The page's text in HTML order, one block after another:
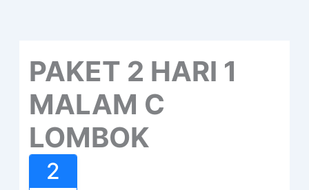
PAKET 2 HARI 1
MALAM C
LOMBOK
2